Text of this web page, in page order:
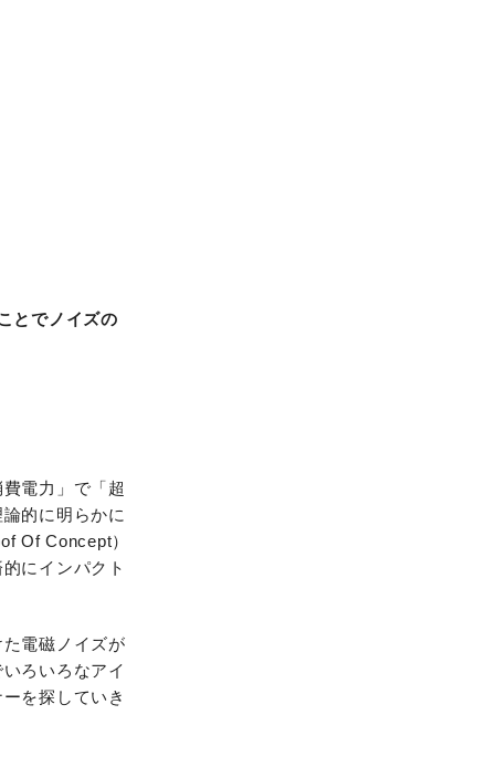
とでノイズの
電力」で「超
的に明らかに
Of Concept）
にインパクト
電磁ノイズが
ろいろなアイ
を探していき